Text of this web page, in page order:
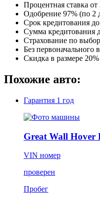
Процентная ставка от
Одобрение 97% (по 2
Срок кредитования до
Сумма кредитования
Страхование по
Без первоначального
Скидка в размере
Похожие авто:
Гарантия 1 год
Great Wall Hover
VIN номер
проверен
Пробег